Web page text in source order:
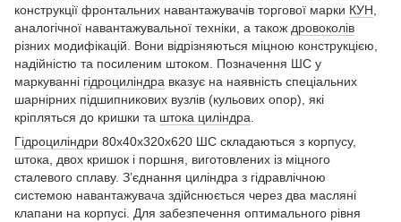
конструкції фронтальних навантажувачів торгової марки КУН
аналогічної навантажувальної техніки, а також дровоколів
різних модифікацій. Вони відрізняються міцною конструкцією,
надійністю та посиленим штоком. Позначення ШС у
маркуванні гідроциліндра вказує на наявність спеціальних
шарнірних підшипникових вузлів (кульових опор), які
кріпляться до кришки та штока циліндра
Гідроциліндри 80х40х320х620 ШС складаються з корпусу,
штока, двох кришок і поршня, виготовлених із міцного
сталевого сплаву. З’єднання циліндра з гідравлічною
системою навантажувача здійснюється через два масляні
клапани на корпусі. Для забезпечення оптимального рівня